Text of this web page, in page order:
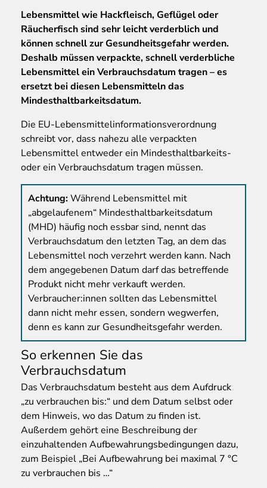
Lebensmittelwie Hackfleisch, Geflügel oder
Räucherfisch sind sehr leicht verderblich und
können schnell zur Gesundheitsgefahr werden.
Deshalb müssen verpackte, schnell verderbliche
Lebensmittel ein Verbrauchsdatum tragen – es
ersetzt bei diesen Lebensmitteln das
Mindesthaltbarkeitsdatum.
Die EU-Lebensmittelinformationsverordnung
schreibt vor, dass nahezu alle verpackten
Lebensmittel entweder ein Mindesthaltbarkeits-
oder ein Verbrauchsdatum tragen müssen.
Achtung:Während Lebensmittel mit
„abgelaufenem“ Mindesthaltbarkeitsdatum
(MHD) häufig noch essbar sind, nennt das
Verbrauchsdatum den letzten Tag, an dem das
Lebensmittel noch verzehrt werden kann. Nach
dem angegebenen Datum darf das betreffende
Produkt nicht mehr verkauft werden.
Verbraucher:innen sollten das Lebensmittel
dann nicht mehr essen, sondern wegwerfen,
denn es kann zur Gesundheitsgefahr werden.
So erkennen Sie das
Verbrauchsdatum
Das Verbrauchsdatum besteht aus dem Aufdruck
„zu verbrauchen bis:“ und dem Datum selbst oder
dem Hinweis, wo das Datum zu finden ist.
Außerdem gehört eine Beschreibung der
einzuhaltenden Aufbewahrungsbedingungen dazu,
zum Beispiel „Bei Aufbewahrung bei maximal 7 °C
zu verbrauchen bis …“